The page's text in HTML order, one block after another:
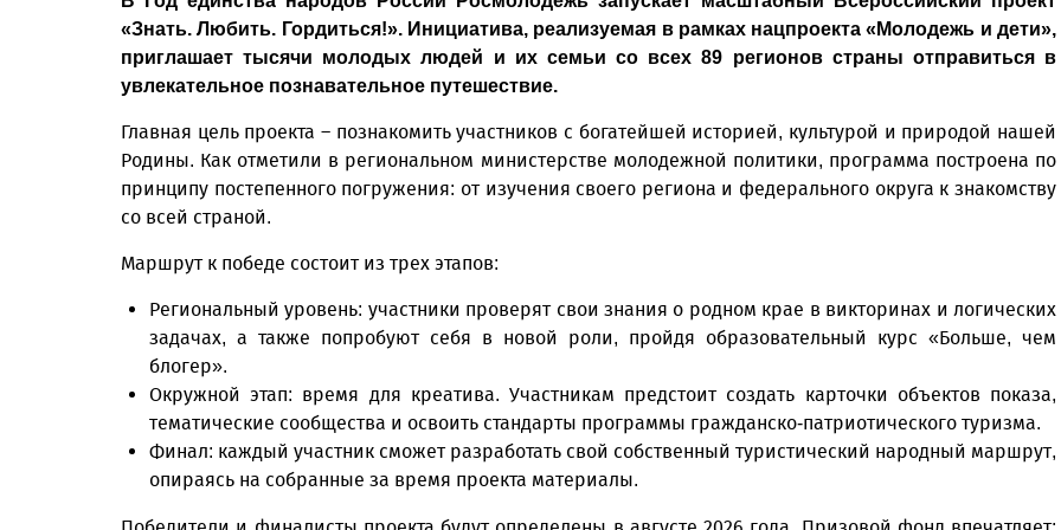
«Знать. Любить. Гордиться!». Инициатива, реализуемая в рамках нацпроекта «Молодежь и дети»,
приглашает тысячи молодых людей и их семьи со всех 89 регионов страны отправиться в
увлекательное познавательное путешествие.
Главная цель проекта – познакомить участников с богатейшей историей, культурой и природой нашей
Родины. Как отметили в региональном министерстве молодежной политики, программа построена по
принципу постепенного погружения: от изучения своего региона и федерального округа к знакомству
со всей страной.
Маршрут к победе состоит из трех этапов:
Региональный уровень: участники проверят свои знания о родном крае в викторинах и логических
задачах, а также попробуют себя в новой роли, пройдя образовательный курс «Больше, чем
блогер».
Окружной этап: время для креатива. Участникам предстоит создать карточки объектов показа,
тематические сообщества и освоить стандарты программы гражданско-патриотического туризма.
Финал: каждый участник сможет разработать свой собственный туристический народный маршрут,
опираясь на собранные за время проекта материалы.